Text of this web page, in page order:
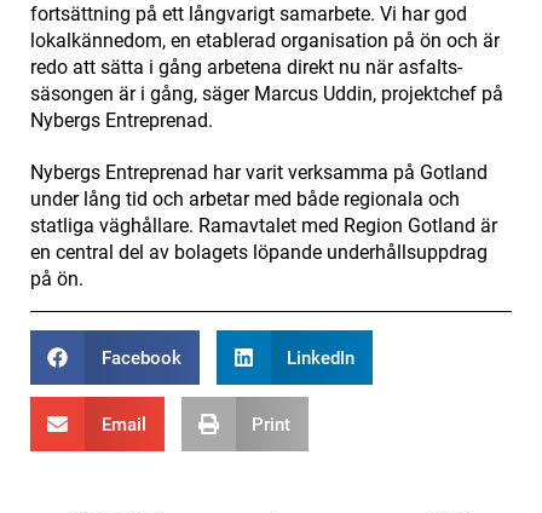
fortsättning på ett långvarigt samarbete. Vi har god
lokalkännedom, en etablerad organisation på ön och är
redo att sätta i gång arbetena direkt nu när asfalts­
säsongen är i gång, säger Marcus Uddin, projektchef på
Nybergs Entreprenad.
Nybergs Entreprenad har varit verksamma på Gotland
under lång tid och arbetar med både regionala och
statliga väghållare. Ramavtalet med Region Gotland är
en central del av bolagets löpande underhållsuppdrag
på ön.
Facebook LinkedIn
Email Print